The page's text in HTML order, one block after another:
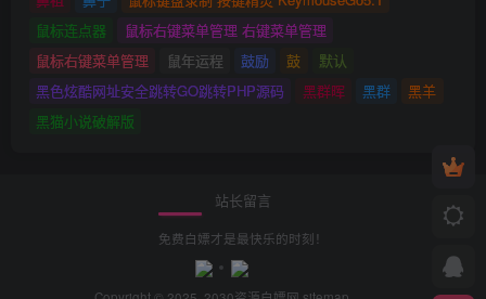
鼠标连点器
鼠标右键菜单管理 右键菜单管理
鼠标右键菜单管理
鼠年运程 鼓励 鼓
默认
黑色炫酷网址安全跳转GO跳转PHP源码
黑群晖 黑群
黑羊
黑猫小说破解版
站长留言
免费白嫖才是最快乐的时刻！